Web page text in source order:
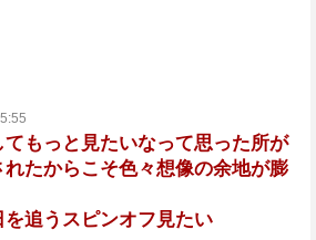
もっと見たいなって思った所が
たからこそ色々想像の余地が膨
を追うスピンオフ見たい